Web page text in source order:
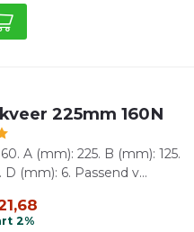
225mm 160N
A (mm): 225. B (mm): 125.
D (mm): 6. Passend v...
2%